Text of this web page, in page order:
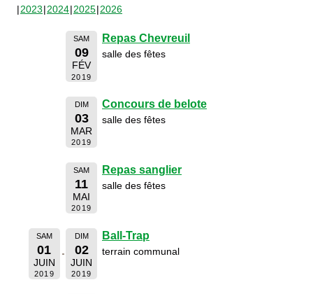
2023 2024 2025 2026
SAM
09
FÉV
2019
Repas Chevreuil
salle des fêtes
DIM
03
MAR
2019
Concours de belote
salle des fêtes
SAM
11
MAI
2019
Repas sanglier
salle des fêtes
SAM
01
JUIN
2019
DIM
02
JUIN
2019
Ball-Trap
terrain communal